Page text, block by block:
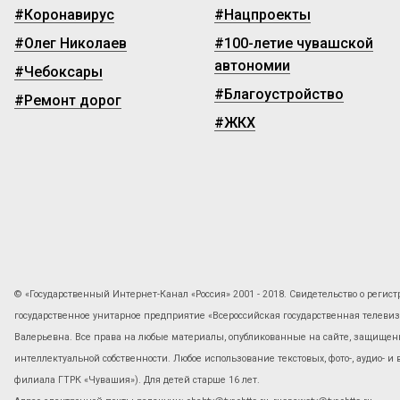
#Коронавирус
#Олег Николаев
#Чебоксары
#Ремонт дорог
#Нацпроекты
#100-летие чувашской
автономии
#Благоустройство
#ЖКХ
© «Государственный Интернет-Канал «Россия» 2001 - 2018. Свидетельство о
государственное унитарное предприятие «Всероссийская государственная
Валерьевна. Все права на любые материалы, опубликованные на сайте,
интеллектуальной собственности. Любое использование текстовых, фото-, аудио-
филиала ГТРК «Чувашия»). Для детей старше 16 лет.